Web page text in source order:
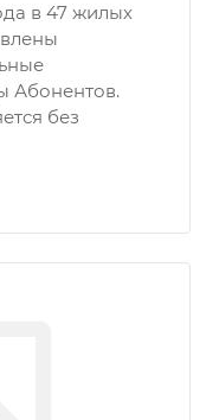
в 47 жилых
Абонентов.
без